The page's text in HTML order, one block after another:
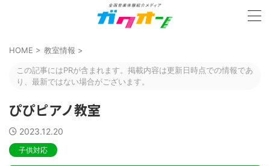
HOME > 教室情報 >
この記事にはPRが含まれます。掲載内容は更新日時点での情報であ
り、最新ではない場合がございます。
ぴぴピアノ教室
2023.12.20
子供対応